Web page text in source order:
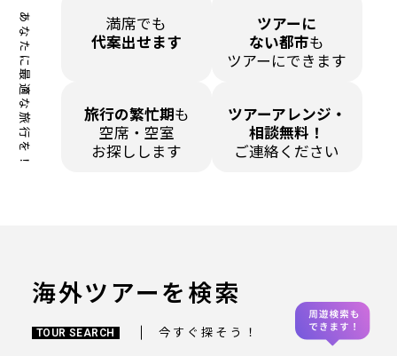
あなたに最適な旅行を！
満席でも
代案出せます
ツアーに
ない都市も
ツアーにできます
旅行の繁忙期 も
空席・空室
お探しします
ツアーアレンジ・
相談無料！
ご連絡ください
海外ツアーを検索
TOUR SEARCH 今すぐ探そう！